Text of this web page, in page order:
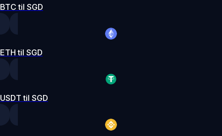
BTC til SGD
ETH til SGD
USDT til SGD